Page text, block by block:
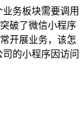
务板块需要调用
破了微信小程序
开展业务，该怎
的小程序因访问